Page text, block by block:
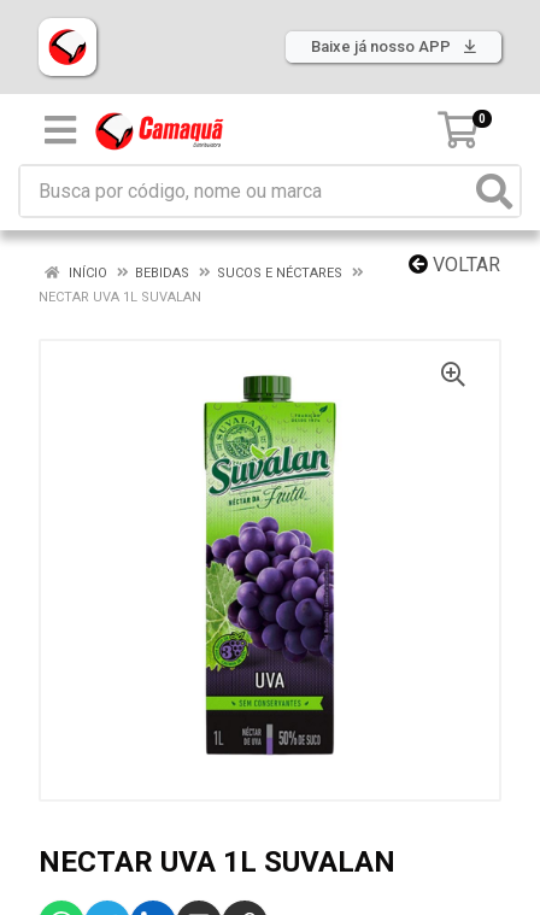
Baixe já nosso APP
0
VOLTAR
INÍCIO BEBIDAS
SUCOS E NÉCTARES
NECTAR UVA 1L SUVALAN
NECTAR UVA 1L SUVALAN